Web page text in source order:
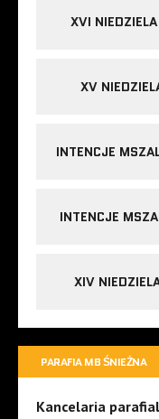
XVI
XV
INTENCJE
INTENCJE
XIV
PARAFIA MB ŚNIEŻNA
Kancelaria